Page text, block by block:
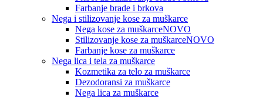
Farbanje brade i brkova
Nega i stilizovanje kose za muškarce
Nega kose za muškarceNOVO
Stilizovanje kose za muškarceNOVO
Farbanje kose za muškarce
Nega lica i tela za muškarce
Kozmetika za telo za muškarce
Dezodoransi za muškarce
Nega lica za muškarce